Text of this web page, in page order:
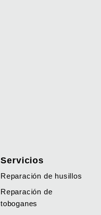
Servicios
Reparación de husillos
Reparación de
toboganes